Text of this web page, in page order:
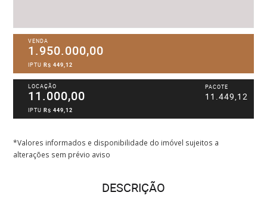
VENDA
1.950.000,00
IPTUR$ 449,12
LOCAÇÃO
11.000,00
PACOTE
11.449,12
IPTUR$ 449,12
*Valores informados e disponibilidade do imóvel sujeitos a
alterações sem prévio aviso
DESCRIÇÃO